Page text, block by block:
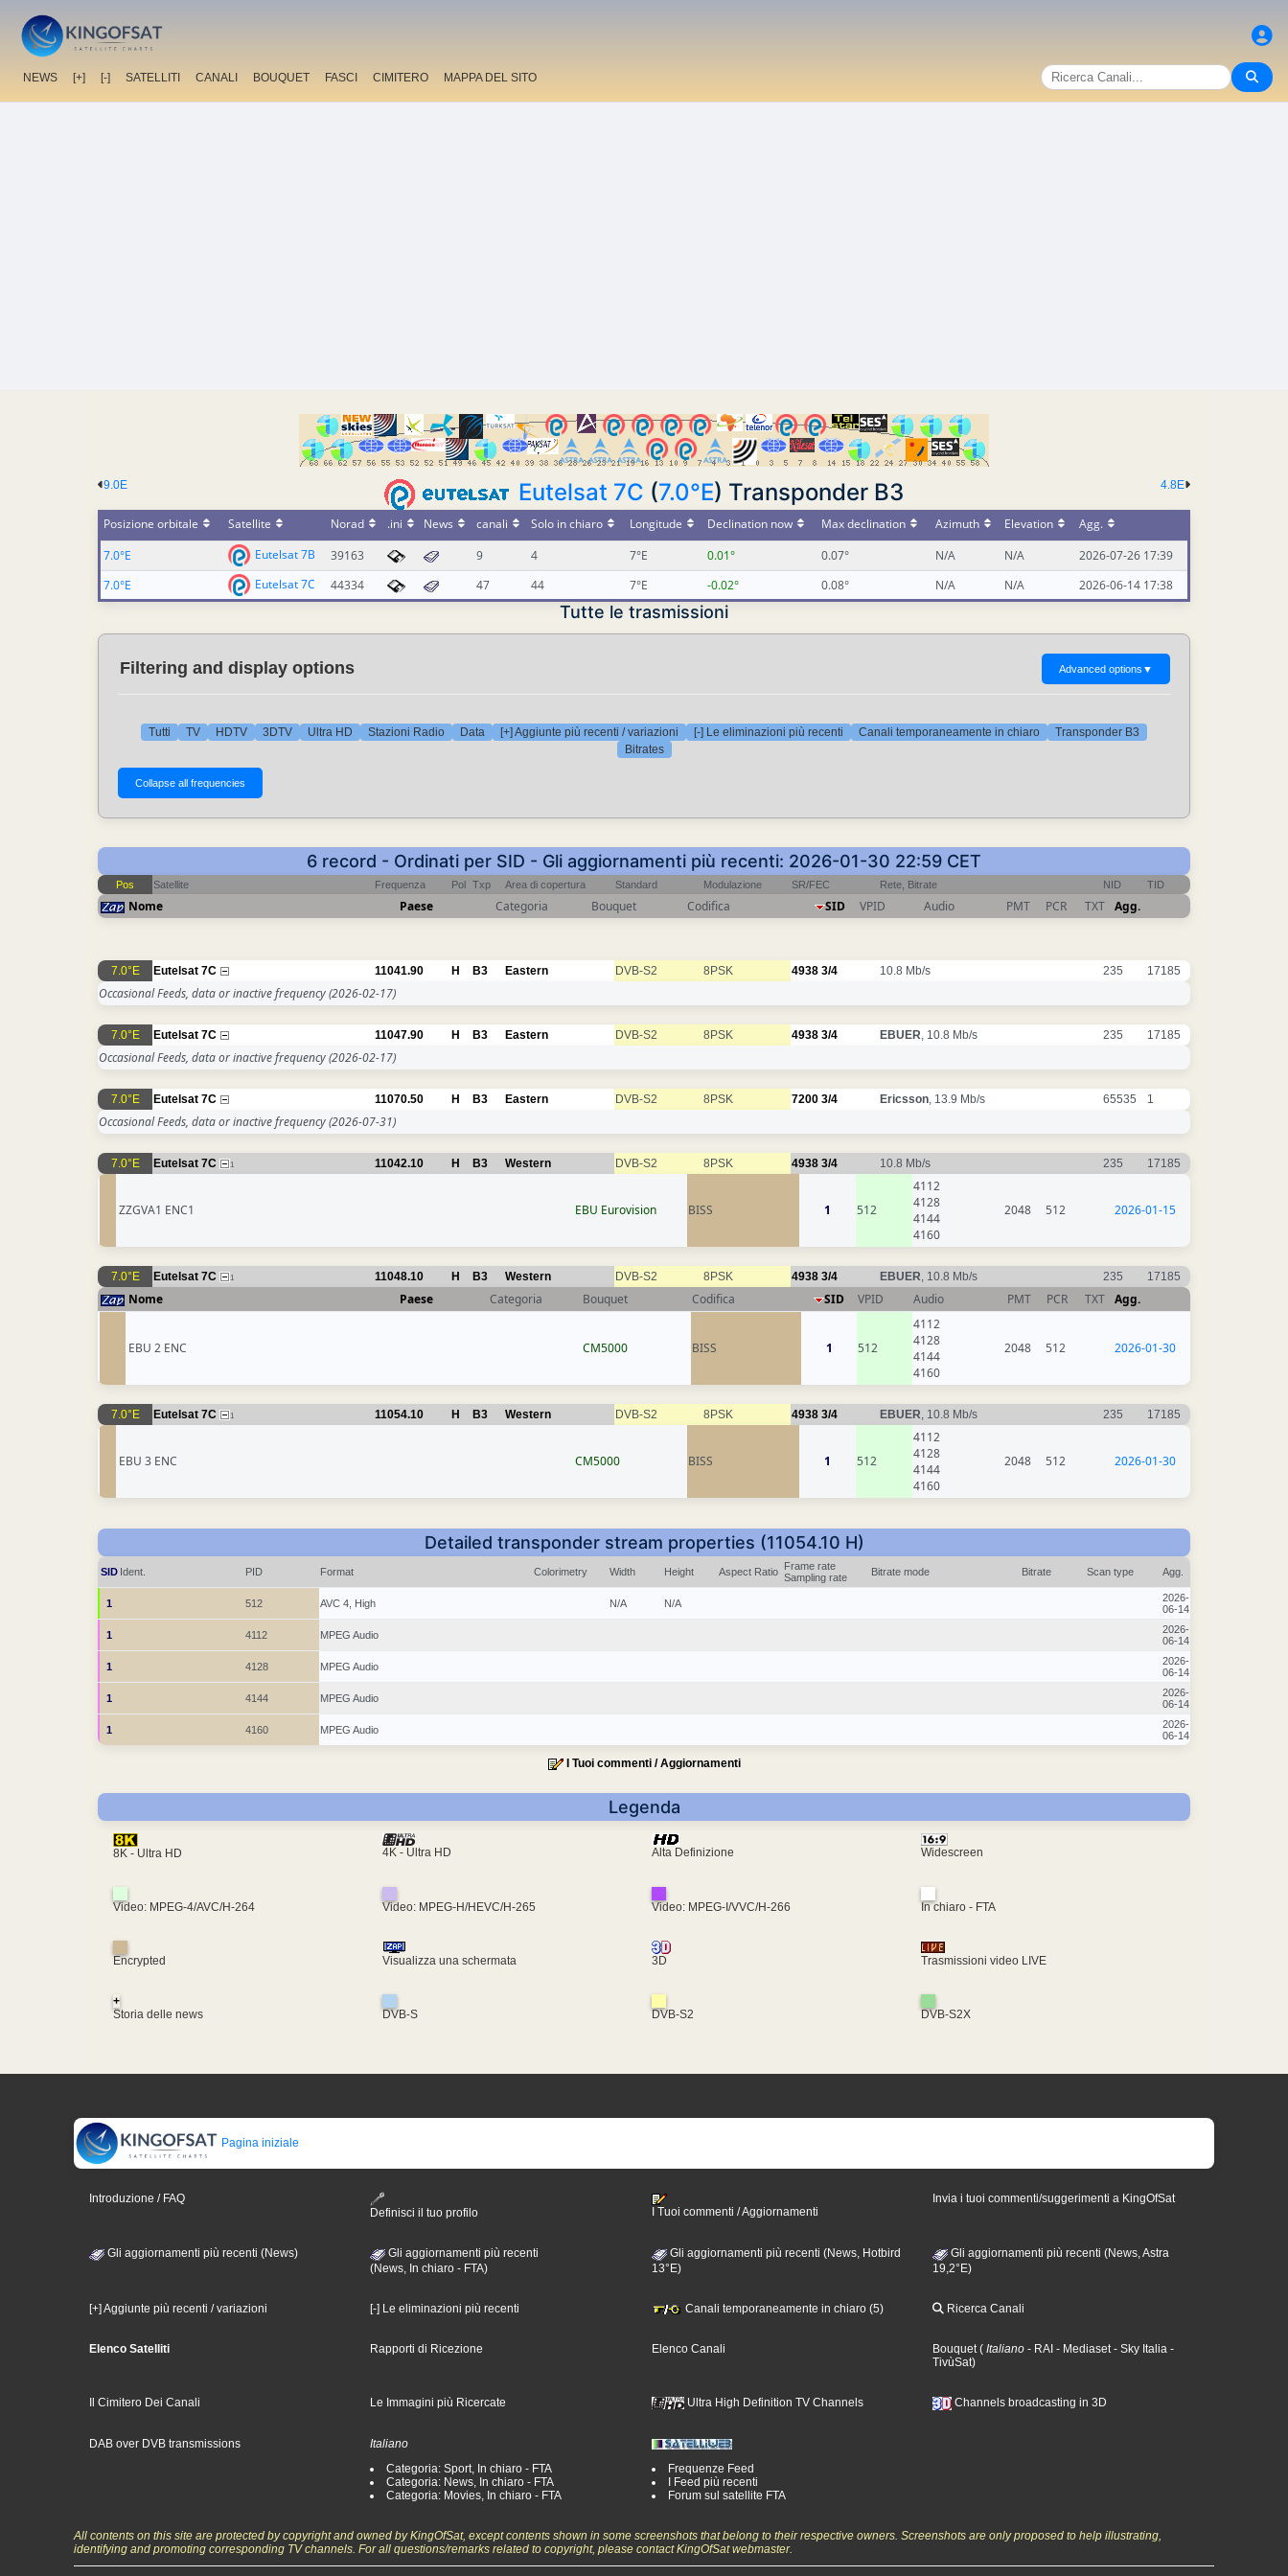
NEWS [+] [-] SATELLITI CANALI BOUQUET FASCI CIMITERO MAPPA DEL SITO
4.8E
9.0E Eutelsat 7C (7.0°E) Transponder B3
Posizione orbitale Satellite Norad .ini News canali Solo in chiaro Longitude Declination now Max declination Azimuth Elevation
Agg.
7.0°E
Eutelsat 7B 39163 9 4 7°E 0.01° 0.07° N/A N/A
2026-07-26 17:39
7.0°E
Eutelsat 7C 44334 47 44 7°E -0.02° 0.08° N/A N/A 2026-06-14 17:38
Tutte le trasmissioni
Filtering and display options Advanced options ▼
Tutti TV HDTV 3DTV Ultra HD Stazioni Radio Data [+] Aggiunte più recenti / variazioni [-] Le eliminazioni più recenti Canali temporaneamente in chiaro
Transponder B3
Bitrates
6 record - Ordinati per SID - Gli aggiornamenti più recenti: 2026-01-30 22:59 CET
Pos Satellite Frequenza Pol Txp Area di copertura Standard Modulazione SR/FEC Rete, Bitrate NID TID
Nome Paese Categoria Bouquet Codifica SID VPID Audio PMT PCR TXT Agg.
7.0°E Eutelsat 7C 11041.90 H B3 Eastern DVB-S2 8PSK 4938 3/4 10.8 Mb/s 235 17185
Occasional Feeds, data or inactive frequency(2026-02-17)
7.0°E Eutelsat 7C 11047.90 H B3 Eastern DVB-S2 8PSK 4938 3/4 EBUER , 10.8 Mb/s 235 17185
Occasional Feeds, data or inactive frequency(2026-02-17)
7.0°E Eutelsat 7C 11070.50 H B3 Eastern DVB-S2 8PSK 7200 3/4 Ericsson , 13.9 Mb/s 65535 1
Occasional Feeds, data or inactive frequency(2026-07-31)
7.0°E Eutelsat 7C 1 11042.10 H B3 Western DVB-S2 8PSK 4938 3/4 10.8 Mb/s 235 17185
ZZGVA1 ENC1 EBU Eurovision BISS 1 512
4112
4128
4144
4160
2048 512 2026-01-15
7.0°E Eutelsat 7C 1 11048.10 H B3 Western DVB-S2 8PSK 4938 3/4 EBUER , 10.8 Mb/s 235 17185
Nome Paese Categoria Bouquet Codifica SID VPID Audio PMT PCR TXT Agg.
EBU 2 ENC CM5000 BISS 1 512
4112
4128
4144
4160
2048 512 2026-01-30
7.0°E Eutelsat 7C 1 11054.10 H B3 Western DVB-S2 8PSK 4938 3/4 EBUER , 10.8 Mb/s 235 17185
EBU 3 ENC CM5000 BISS 1 512
4112
4128
4144
4160
2048 512 2026-01-30
Detailed transponder stream properties (11054.10 H)
SID Ident. PID Format Colorimetry Width Height Aspect Ratio Frame rate
Sampling rate
Bitrate mode Bitrate Scan type Agg.
1 512 AVC 4, High N/A N/A
2026-
06-14
1 4112 MPEG Audio
2026-
06-14
1 4128 MPEG Audio
2026-
06-14
1 4144 MPEG Audio
2026-
06-14
1 4160 MPEG Audio
2026-
06-14
I Tuoi commenti / Aggiornamenti
Legenda
8K - Ultra HD 4K - Ultra HD Alta Definizione Widescreen
Video: MPEG-4/AVC/H-264 Video: MPEG-H/HEVC/H-265 Video: MPEG-I/VVC/H-266 In chiaro - FTA
Encrypted Visualizza una schermata 3D Trasmissioni video LIVE
+
Storia delle news
DVB-S DVB-S2 DVB-S2X
Pagina iniziale
Introduzione / FAQ
Definisci il tuo profilo
I Tuoi commenti / Aggiornamenti
Invia i tuoi commenti/suggerimenti a KingOfSat
Gli aggiornamenti più recenti (News)
Gli aggiornamenti più recenti
(News, In chiaro - FTA)
Gli aggiornamenti più recenti (News, Hotbird
13°E)
Gli aggiornamenti più recenti (News, Astra
19,2°E)
[+] Aggiunte più recenti / variazioni [-] Le eliminazioni più recenti Canali temporaneamente in chiaro (5) Ricerca Canali
Elenco Satelliti Rapporti di Ricezione Elenco Canali Bouquet( Italiano - RAI - Mediaset- Sky Italia -
TivùSat)
Il Cimitero Dei Canali Le Immagini più Ricercate Ultra High Definition TV Channels Channels broadcasting in 3D
DAB over DVB transmissions
Italiano
Categoria: Sport, In chiaro - FTA
Categoria: News, In chiaro - FTA
Categoria: Movies, In chiaro - FTA
Frequenze Feed
I Feed più recenti
Forum sul satellite FTA
All contents on this site are protected by copyright and owned by KingOfSat, except contents shown in some screenshots that belong to their respective owners. Screenshots are only proposed to help illustrating,
identifying and promoting corresponding TV channels. For all questions/remarks related to copyright, please contact KingOfSat webmaster.